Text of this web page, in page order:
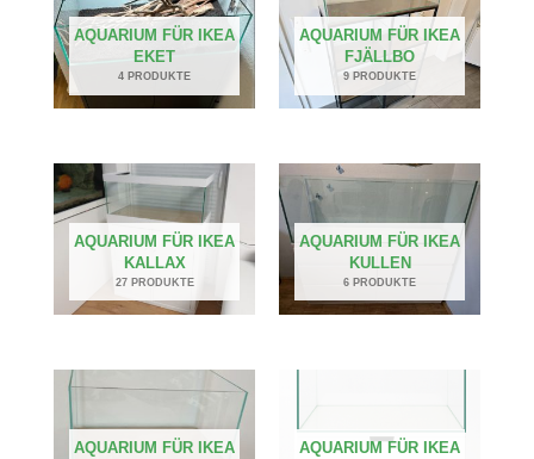
AQUARIUM FÜR IKEA
EKET
4 PRODUKTE
AQUARIUM FÜR IKEA
FJÄLLBO
9 PRODUKTE
AQUARIUM FÜR IKEA
KALLAX
27 PRODUKTE
AQUARIUM FÜR IKEA
KULLEN
6 PRODUKTE
AQUARIUM FÜR IKEA
AQUARIUM FÜR IKEA